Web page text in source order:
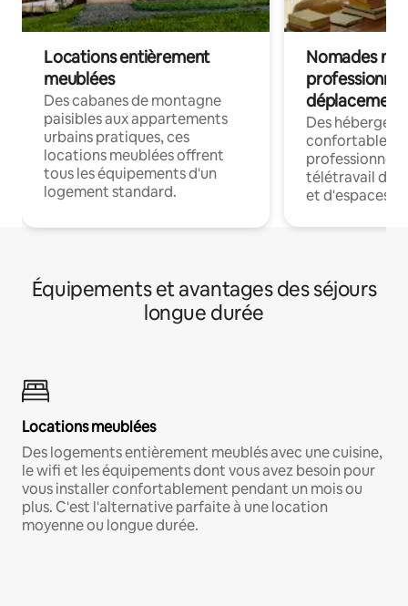
Locations entièrement
meublées
Des cabanes de montagne
paisibles aux appartements
urbains pratiques, ces
locations meublées offrent
tous les équipements d'un
logement standard.
Nomades
déplacement
Des
confortables
professionnels
télétravail
et d'espaces
Équipements et avantages des séjours
longue durée
Locations meublées
Des logements entièrement meublés avec une cuisine,
le wifi et les équipements dont vous avez besoin pour
vous installer confortablement pendant un mois ou
plus. C'est l'alternative parfaite à une location
moyenne ou longue durée.